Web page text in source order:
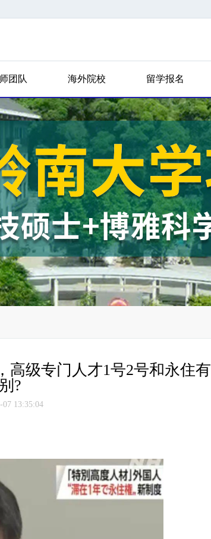
团队 海外院校 留学报名
高级专门人才1号2号和永住有
?
13:35:04